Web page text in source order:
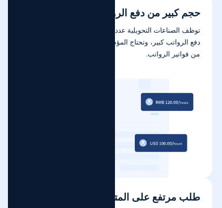
حجم كبير من دفع الرواتب
توظف الصناعات التحويلية عدداً كبيراً من العمال، والطلب على
دفع الرواتب كبير، وتحتاج المؤسسات إلى التعامل مع عدد كبير
من فواتير الرواتب.
طلب مرتفع على المتعاقدين